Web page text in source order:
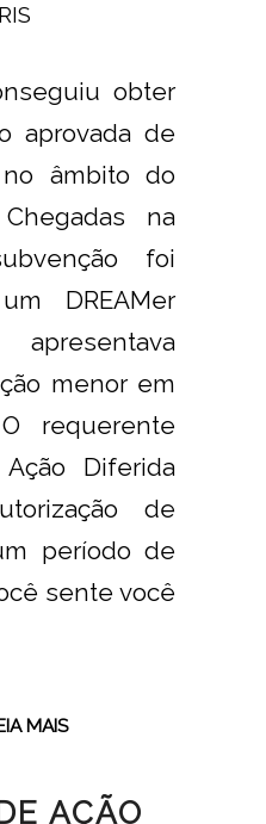
obter
aprovada de
âmbito do
na
foi
DREAMer
menor em
requerente
Diferida
de
período de
sente você
MAIS
AÇÃO